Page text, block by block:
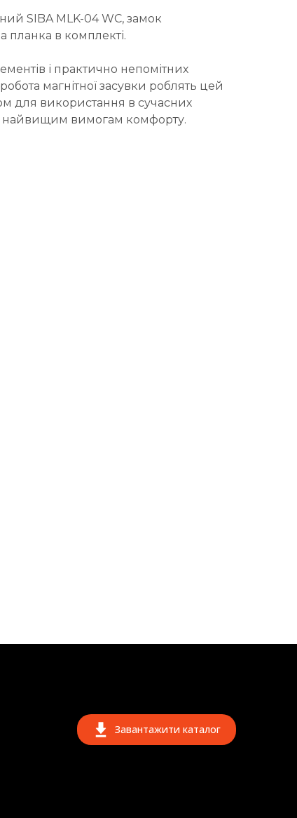
SIBA MLK-04 WC, замок
планка в комплекті.
і практично непомітних
магнітної засувки роблять цей
для використання в сучасних
найвищим вимогам комфорту.
Завантажити каталог